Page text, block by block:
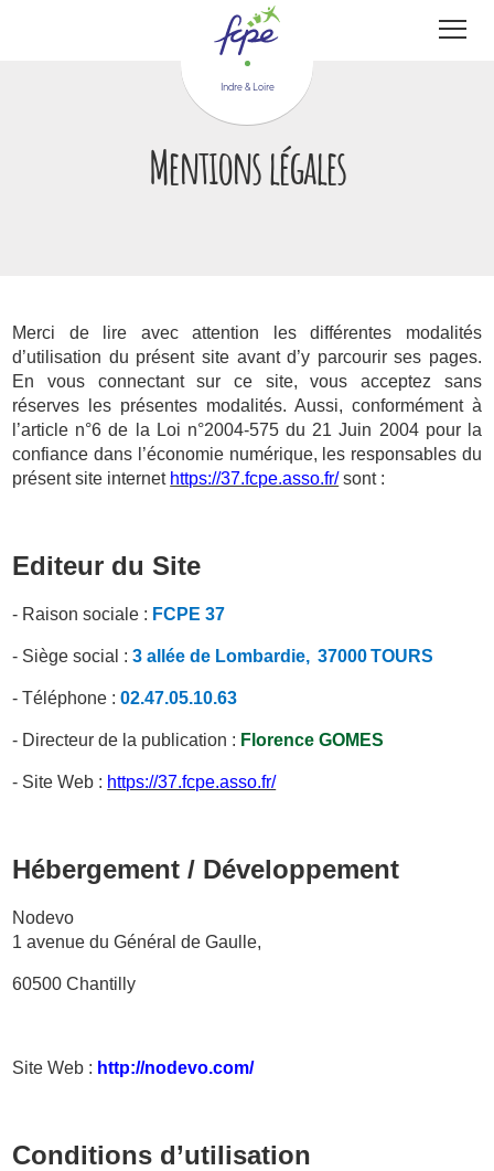
Indre & Loire
Mentions légales
Merci de lire avec attention les différentes modalités
d’utilisation du présent site avant d’y parcourir ses pages.
En vous connectant sur ce site, vous acceptez sans
réserves les présentes modalités. Aussi, conformément à
l’article n°6 de la Loi n°2004-575 du 21 Juin 2004 pour la
confiance dans l’économie numérique, les responsables du
présent site internet https://37.fcpe.asso.fr/sont :
Editeur du Site
- Raison sociale : FCPE37
- Siège social :3 allée de Lombardie, 37000TOURS
- Téléphone :02.47.05.10.63
- Directeur de la publication : Florence GOMES
- Site Web : https://37.fcpe.asso.fr/
Hébergement / Développement
Nodevo
1 avenue du Général de Gaulle,
60500 Chantilly
Site Web : http://nodevo.com/
Conditions d’utilisation
Panneau de gestion des cookies